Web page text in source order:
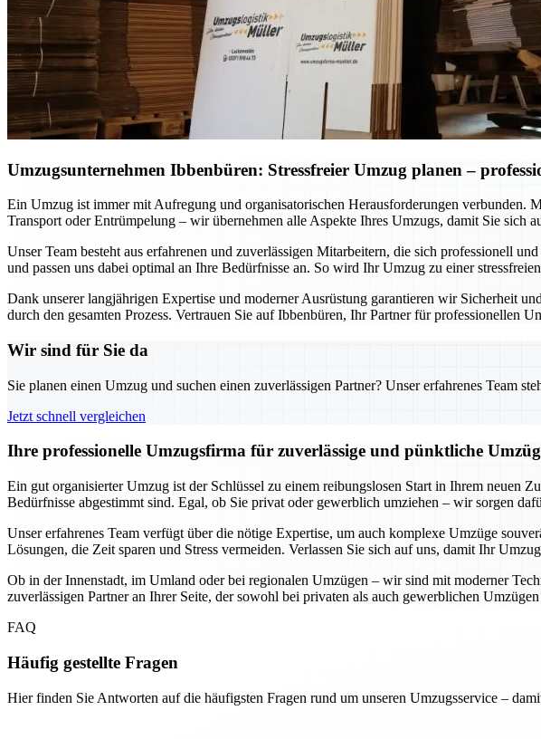
Umzugsunternehmen Ibbenbüren: Stressfreier Umzug planen –
Ein Umzug ist immer mit Aufregung und organisatorischen Herausforderungen verbunden.
Transport oder Entrümpelung – wir übernehmen alle Aspekte Ihres Umzugs, damit Sie sich
Unser Team besteht aus erfahrenen und zuverlässigen Mitarbeitern, die sich professionell
und passen uns dabei optimal an Ihre Bedürfnisse an. So wird Ihr Umzug zu einer
Dank unserer langjährigen Expertise und moderner Ausrüstung garantieren wir Sicherheit
durch den gesamten Prozess. Vertrauen Sie auf Ibbenbüren, Ihr Partner für professionellen
Wir sind für Sie da
Sie planen einen Umzug und suchen einen zuverlässigen Partner? Unser erfahrenes Team
Jetzt schnell vergleichen
Ihre professionelle Umzugsfirma für zuverlässige und pünktliche
Ein gut organisierter Umzug ist der Schlüssel zu einem reibungslosen Start in Ihrem neuen
Bedürfnisse abgestimmt sind. Egal, ob Sie privat oder gewerblich umziehen – wir sorgen
Unser erfahrenes Team verfügt über die nötige Expertise, um auch komplexe Umzüge
Lösungen, die Zeit sparen und Stress vermeiden. Verlassen Sie sich auf uns, damit Ihr
Ob in der Innenstadt, im Umland oder bei regionalen Umzügen – wir sind mit moderner
zuverlässigen Partner an Ihrer Seite, der sowohl bei privaten als auch gewerblichen
FAQ
Häufig gestellte Fragen
Hier finden Sie Antworten auf die häufigsten Fragen rund um unseren Umzugsservice –